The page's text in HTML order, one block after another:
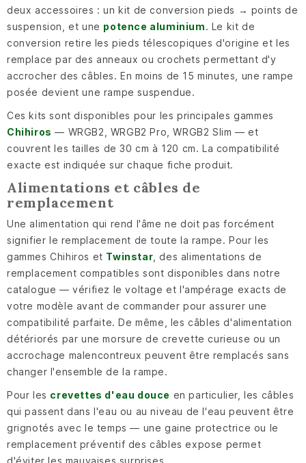
deux accessoires : un kit de conversion pieds → points de
suspension, et une potence aluminium. Le kit de
conversion retire les pieds télescopiques d'origine et les
remplace par des anneaux ou crochets permettant d'y
accrocher des câbles. En moins de 15 minutes, une rampe
posée devient une rampe suspendue.
Ces kits sont disponibles pour les principales gammes
Chihiros — WRGB2, WRGB2 Pro, WRGB2 Slim — et
couvrent les tailles de 30 cm à 120 cm. La compatibilité
exacte est indiquée sur chaque fiche produit.
Alimentations et câbles de
remplacement
Une alimentation qui rend l'âme ne doit pas forcément
signifier le remplacement de toute la rampe. Pour les
gammes Chihiros et Twinstar , des alimentations de
remplacement compatibles sont disponibles dans notre
catalogue — vérifiez le voltage et l'ampérage exacts de
votre modèle avant de commander pour assurer une
compatibilité parfaite. De même, les câbles d'alimentation
détériorés par une morsure de crevette curieuse ou un
accrochage malencontreux peuvent être remplacés sans
changer l'ensemble de la rampe.
Pour les crevettes d'eau douce en particulier, les câbles
qui passent dans l'eau ou au niveau de l'eau peuvent être
grignotés avec le temps — une gaine protectrice ou le
remplacement préventif des câbles expose permet
d'éviter les mauvaises surprises.